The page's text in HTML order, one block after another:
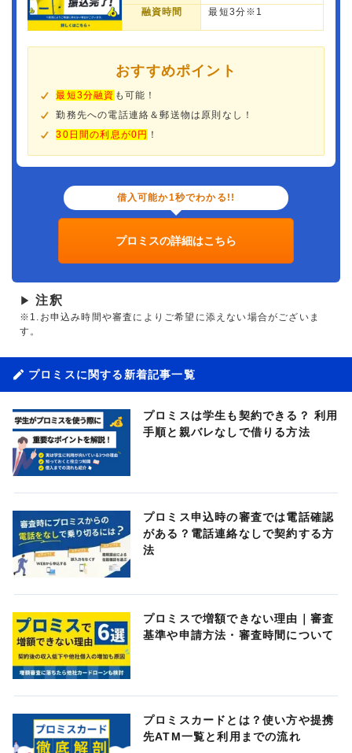
融資時間 最短3分※1
おすすめポイント
最短3分融資 も可能！
勤務先への電話連絡＆郵送物は原則なし！
30日間の利息が0円 ！
借入可能か1秒でわかる!!
プロミスの詳細はこちら
▶ 注釈
※1.お申込み時間や審査によりご希望に添えない場合がございま
す。
プロミスに関する新着記事一覧
プロミスは学生も契約できる？ 利用
手順と親バレなしで借りる方法
プロミス申込時の審査では電話確認
がある？電話連絡なしで契約する方
法
プロミスで増額できない理由｜審査
基準や申請方法・審査時間について
プロミスカードとは？使い方や提携
先ATM一覧と利用までの流れ